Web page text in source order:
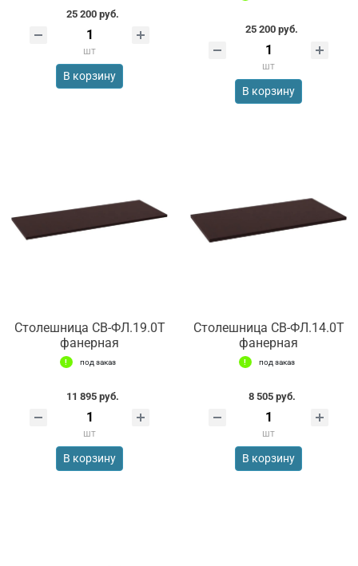
25 200 руб.
шт
В корзину
25 200 руб.
шт
В корзину
Столешница СВ-ФЛ.19.0Т
фанерная
под заказ
11 895 руб.
шт
В корзину
Столешница СВ-ФЛ.14.0Т
фанерная
под заказ
8 505 руб.
шт
В корзину